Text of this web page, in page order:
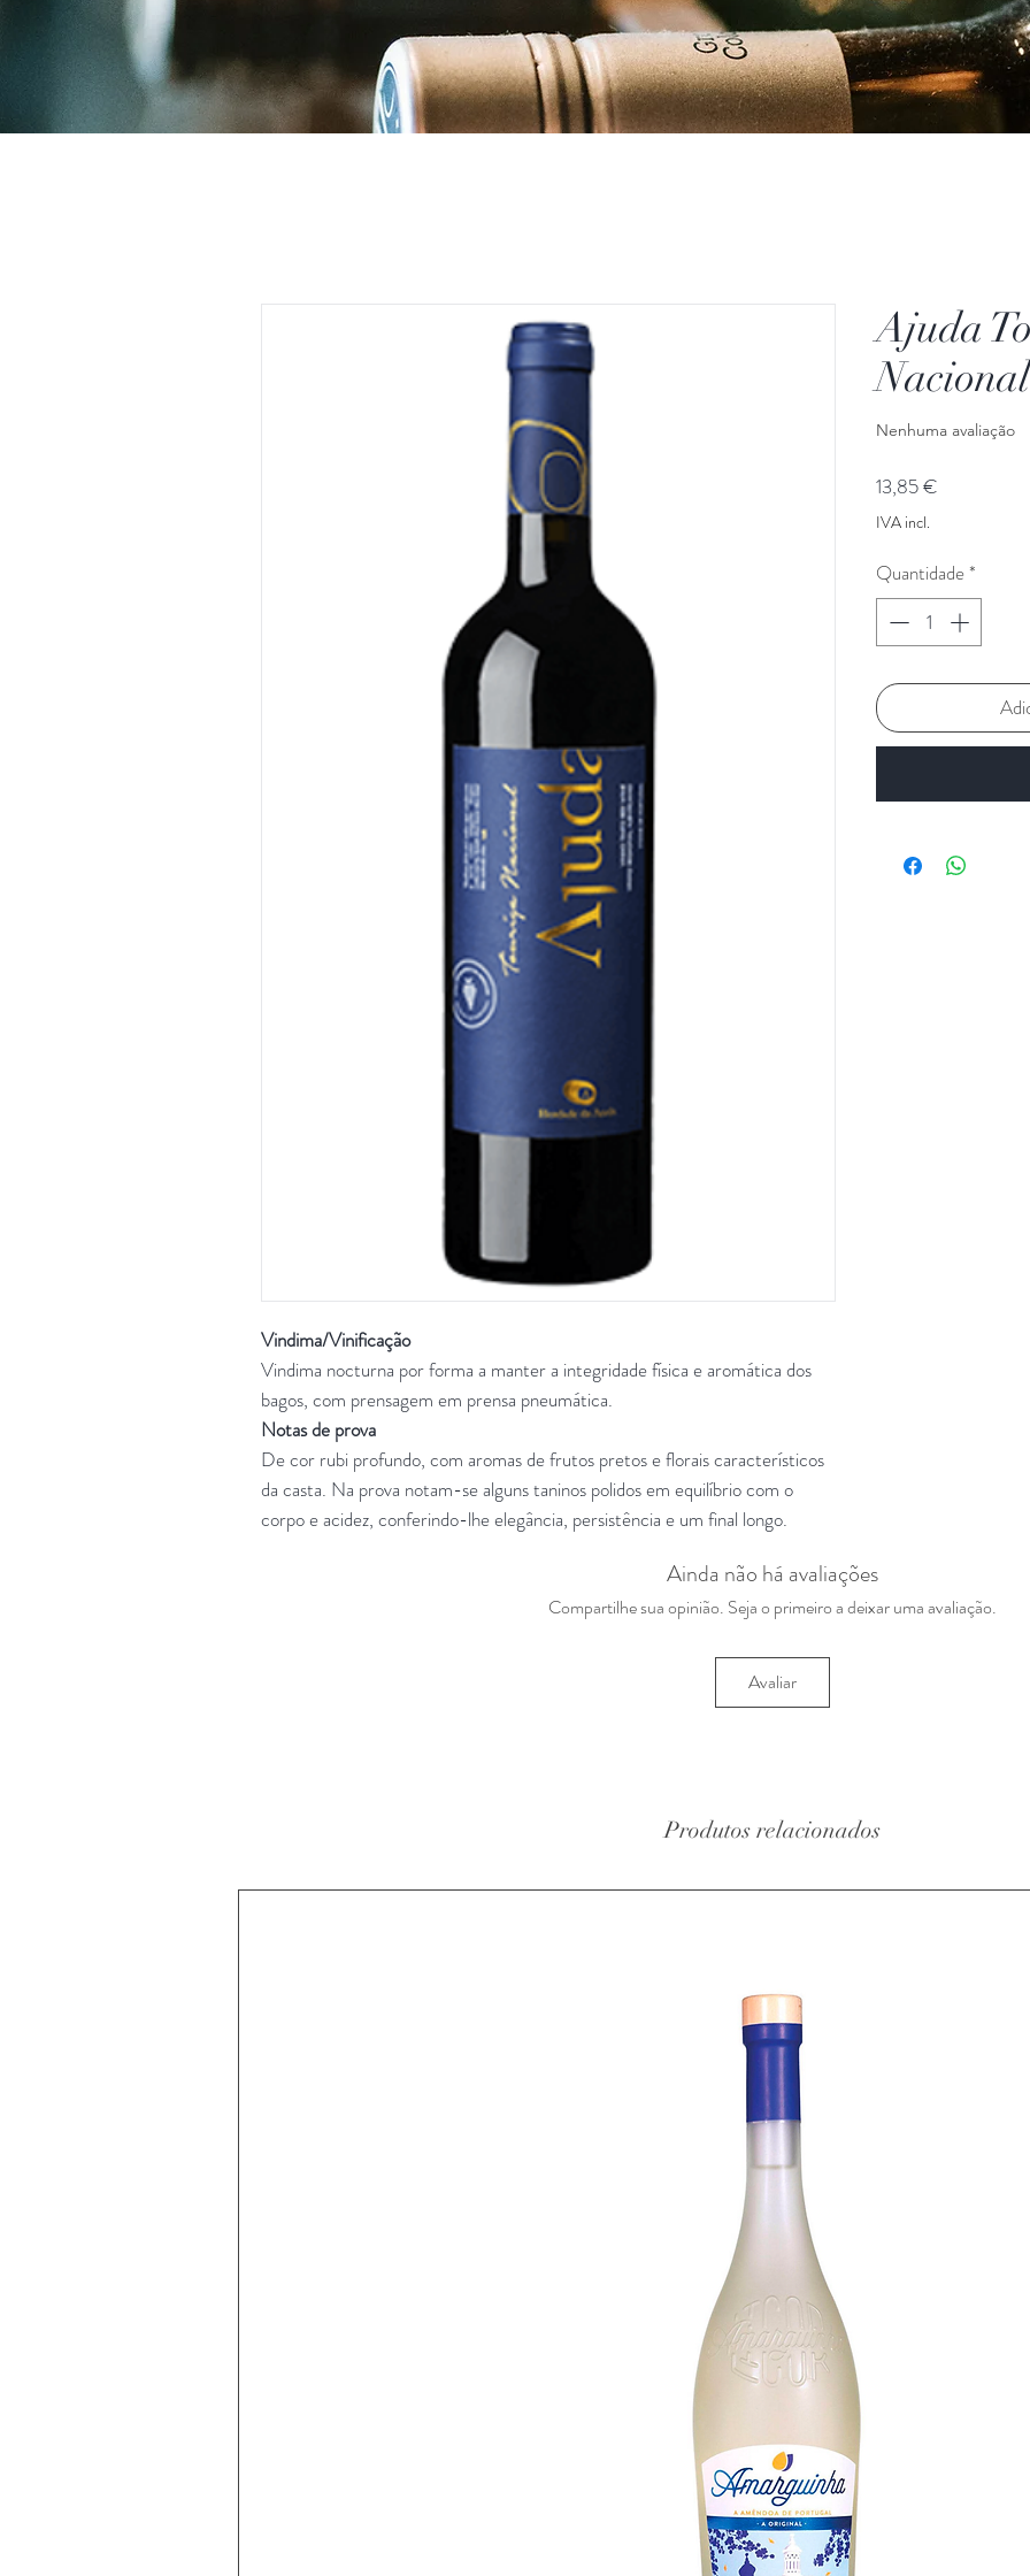
Vindima/Vinificação
Vindima nocturna por forma a manter a integridade física e aromática dos
bagos, com prensagem em prensa pneumática.
Notas de prova
De cor rubi profundo, com aromas de frutos pretos e florais característicos
da casta. Na prova notam-se alguns taninos polidos em equilíbrio com o
corpo e acidez, conferindo-lhe elegância, persistência e um final longo.
Ajuda
Nenhuma avaliação
13,85 €
IVA incl.
Quantidade*
Ainda não há avaliações
Compartilhe sua opinião. Seja o primeiro a deixar uma avaliação.
Avaliar
Produtos relacionados